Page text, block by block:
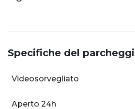
Specifiche del
Videosorvegliato
Aperto 24h